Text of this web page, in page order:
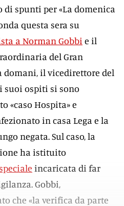
spunti per «La domenica
questa sera su
a Norman Gobbi e il
del Gran
domani, il vicedirettore del
suoi ospiti si sono
«caso Hospita» e
in casa Lega e la
negata. Sul caso, la
ha istituito
incaricata di far
Gobbi,
che «la verifica da parte